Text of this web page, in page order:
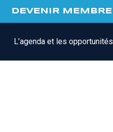
DEVENIR MEMBRE
L’agenda et les opportunités